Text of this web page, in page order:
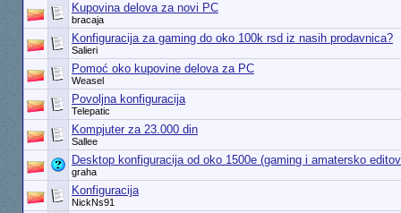
Kupovina delova za novi PC
bracaja
Konfiguracija za gaming do oko 100k rsd iz nasih prodavnica?
Salieri
Pomoć oko kupovine delova za PC
Weasel
Povoljna konfiguracija
Telepatic
Kompjuter za 23.000 din
Sallee
Desktop konfiguracija od oko 1500e (gaming i amatersko
graha
Konfiguracija
NickNs91